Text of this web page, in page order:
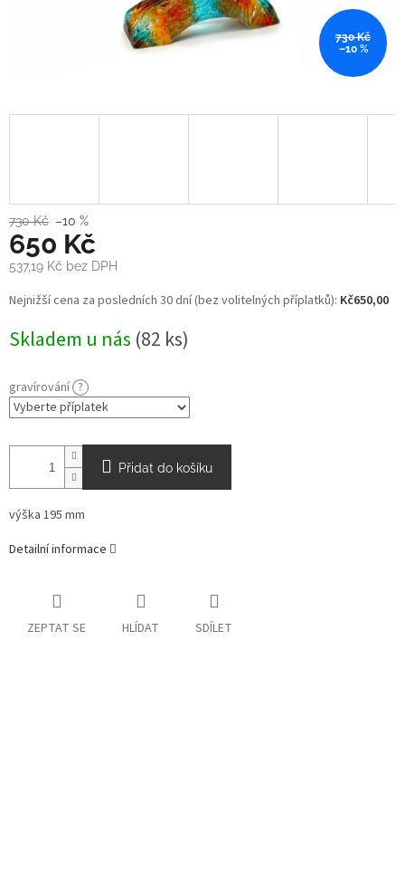
730 Kč
–10 %
730 Kč –10 %
650 Kč
537,19 Kč bez DPH
Měrná
cena:
Nejnižší cena za posledních 30 dní (bez volitelných příplatků): Kč650,00
Skladem u nás (82 ks)
gravírování ?
Přidat do košíku
výška 195 mm
Detailní informace
ZEPTAT SE HLÍDAT SDÍLET